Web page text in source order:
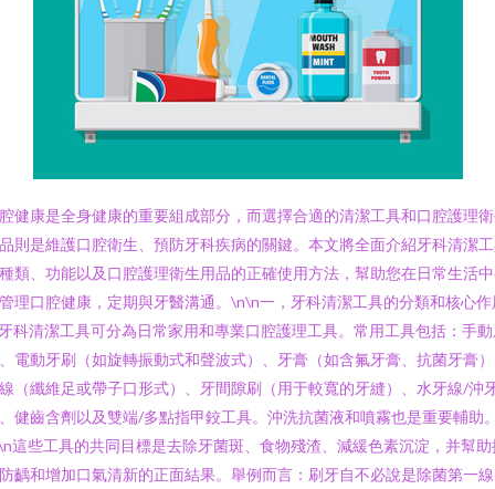
健康是全身健康的重要組成部分，而選擇合適的清潔工具和口腔護理
則是維護口腔衛生、預防牙科疾病的關鍵。本文將全面介紹牙科清潔
類、功能以及口腔護理衛生用品的正確使用方法，幫助您在日常生活
理口腔健康，定期與牙醫溝通。\n\n一，牙科清潔工具的分類和核心
科清潔工具可分為日常家用和專業口腔護理工具。常用工具包括：手
、電動牙刷（如旋轉振動式和聲波式）、牙膏（如含氟牙膏、抗菌牙膏）
（纖維足或帶子口形式）、牙間隙刷（用于較寬的牙縫）、水牙線/沖
健齒含劑以及雙端/多點指甲鉸工具。沖洗抗菌液和噴霧也是重要輔助
這些工具的共同目標是去除牙菌斑、食物殘渣、減緩色素沉淀，并幫助
齲和增加口氣清新的正面結果。舉例而言：刷牙自不必說是除菌第一